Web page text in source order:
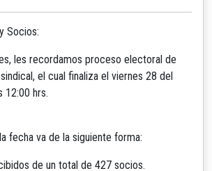
Socios:
les recordamos proceso electoral de
el cual finaliza el viernes 28 del
12:00 hrs.
fecha va de la siguiente forma:
de un total de 427 socios.